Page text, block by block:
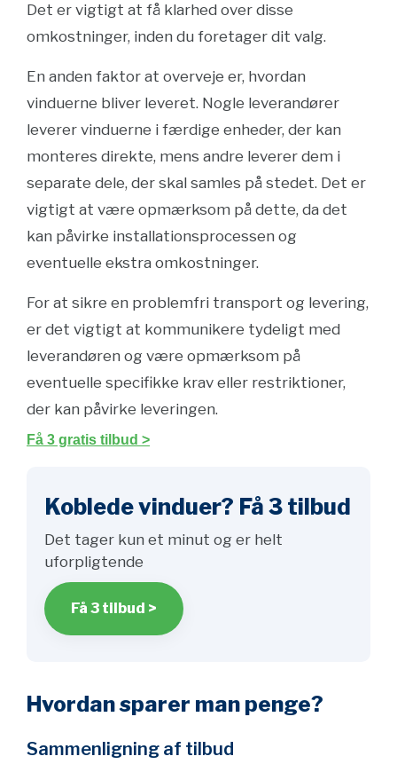
Det er vigtigt at få klarhed over disse
omkostninger, inden du foretager dit valg.
En anden faktor at overveje er, hvordan
vinduerne bliver leveret. Nogle leverandører
leverer vinduerne i færdige enheder, der kan
monteres direkte, mens andre leverer dem i
separate dele, der skal samles på stedet. Det er
vigtigt at være opmærksom på dette, da det
kan påvirke installationsprocessen og
eventuelle ekstra omkostninger.
For at sikre en problemfri transport og levering,
er det vigtigt at kommunikere tydeligt med
leverandøren og være opmærksom på
eventuelle specifikke krav eller restriktioner,
der kan påvirke leveringen.
Få 3 gratis tilbud >
Koblede vinduer? Få 3 tilbud
Det tager kun et minut og er helt
uforpligtende
Få 3 tilbud >
Hvordan sparer man penge?
Sammenligning af tilbud